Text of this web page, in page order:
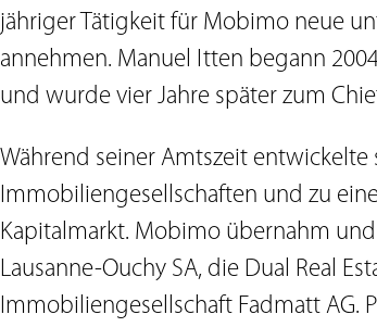
jähriger Tätigkeit für Mobimo neue
annehmen. Manuel Itten begann
und wurde vier Jahre später zum
Während seiner Amtszeit
Immobiliengesellschaften und zu
Kapitalmarkt. Mobimo übernahm
Lausanne-Ouchy SA, die Dual Real
Immobiliengesellschaft Fadmatt AG.